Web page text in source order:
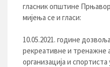
гласник општине
мијења
„10. Од
10.05.2021. године
рекреативне и тренажне
организација и